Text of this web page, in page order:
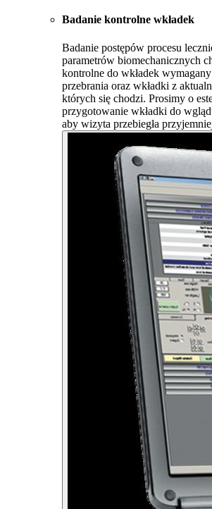
Badanie kontrolne wkładek
Badanie postępów procesu
parametrów biomechanicznych
kontrolne do wkładek
przebrania oraz wkładki z
których się chodzi. Prosimy o
przygotowanie wkładki do
aby wizyta przebiegła